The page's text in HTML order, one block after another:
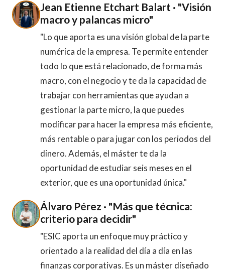
Jean Etienne Etchart Balart · "Visión
macro y palancas micro"
"Lo que aporta es una visión global de la parte
numérica de la empresa. Te permite entender
todo lo que está relacionado, de forma más
macro, con el negocio y te da la capacidad de
trabajar con herramientas que ayudan a
gestionar la parte micro, la que puedes
modificar para hacer la empresa más eficiente,
más rentable o para jugar con los periodos del
dinero. Además, el máster te da la
oportunidad de estudiar seis meses en el
exterior, que es una oportunidad única."
Álvaro Pérez · "Más que técnica:
criterio para decidir"
"ESIC aporta un enfoque muy práctico y
orientado a la realidad del día a día en las
finanzas corporativas. Es un máster diseñado